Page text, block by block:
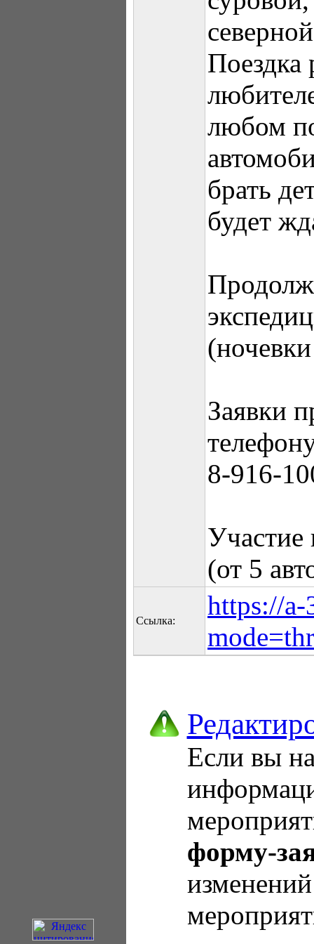
Поездка
любом
брать
будет
Заявки
8-916-
Участие
(от 5
Ссылка:
https://
Если вы
форму-